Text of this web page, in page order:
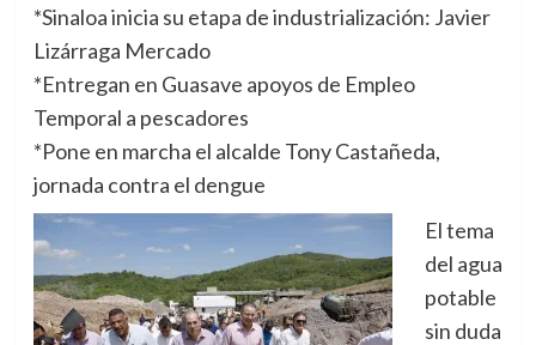
*Sinaloa inicia su etapa de industrialización: Javier
Lizárraga Mercado
*Entregan en Guasave apoyos de Empleo
Temporal a pescadores
*Pone en marcha el alcalde Tony Castañeda,
jornada contra el dengue
El tema
del agua
potable
sin duda